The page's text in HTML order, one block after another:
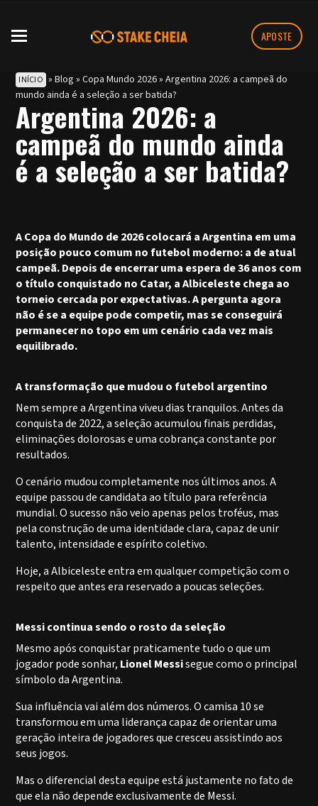
APOSTE
INÍCIO » Blog » Copa Mundo 2026» Argentina 2026: a campeã do
mundo ainda é a seleção a ser batida?
Argentina 2026: a
campeã do mundo ainda
é a seleção a ser batida?
A Copa do Mundo de 2026 colocará a Argentina em uma
posição pouco comum no futebol moderno: a de atual
campeã. Depois de encerrar uma espera de 36 anos com
o título conquistado no Catar, a Albiceleste chega ao
torneio cercada por expectativas. A pergunta agora
não é se a equipe pode competir, mas se conseguirá
permanecer no topo em um cenário cada vez mais
equilibrado.
A transformação que mudou o futebol argentino
Nem sempre a Argentina viveu dias tranquilos. Antes da
conquista de 2022, a seleção acumulou finais perdidas,
eliminações dolorosas e uma cobrança constante por
resultados.
O cenário mudou completamente nos últimos anos. A
equipe passou de candidata ao título para referência
mundial. O sucesso não veio apenas pelos troféus, mas
pela construção de uma identidade clara, capaz de unir
talento, intensidade e espírito coletivo.
Hoje, a Albiceleste entra em qualquer competição com o
respeito que antes era reservado a poucas seleções.
Messi continua sendo o rosto da seleção
Mesmo após conquistar praticamente tudo o que um
jogador pode sonhar, Lionel Messisegue como o principal
símbolo da Argentina.
Sua influência vai além dos números. O camisa 10 se
transformou em uma liderança capaz de orientar uma
geração inteira de jogadores que cresceu assistindo aos
seus jogos.
Mas o diferencial desta equipe está justamente no fato de
que ela não depende exclusivamente de Messi.